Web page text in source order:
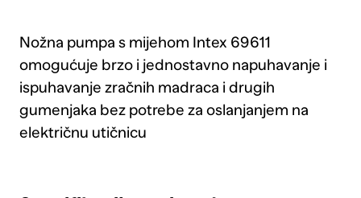
Nožna pumpa s mijehom Intex 69611
omogućuje brzo i jednostavno napuhavanje i
ispuhavanje zračnih madraca i drugih
gumenjaka bez potrebe za oslanjanjem na
električnu utičnicu